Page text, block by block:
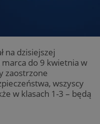
na dzisiejszej
do 9 kwietnia w
zaostrzone
wszyscy
w klasach 1-3 – będą